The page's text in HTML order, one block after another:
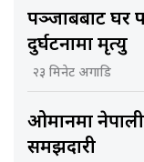
पञ्जाबबाट घर
दुर्घटनामा मृत्यु
२३ मिनेट अगाडि
ओमानमा नेपाली
समझदारी